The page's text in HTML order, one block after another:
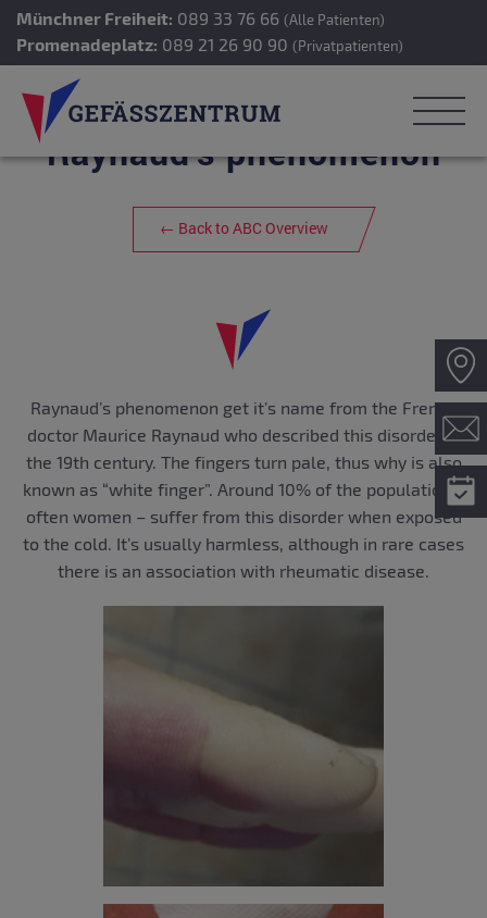
Münchner Freiheit: 089 33 76 66 (Alle Patienten)
Promenadeplatz: 089 21 26 90 90 (Privatpatienten)
Raynaud’s phenomenon
← Back to ABC Overview
Raynaud’s phenomenon get it’s name from the French
doctor Maurice Raynaud who described this disorder in
the 19th century. The fingers turn pale, thus why is also
known as “white finger”. Around 10% of the population –
often women – suffer from this disorder when exposed
to the cold. It’s usually harmless, although in rare cases
there is an association with rheumatic disease.